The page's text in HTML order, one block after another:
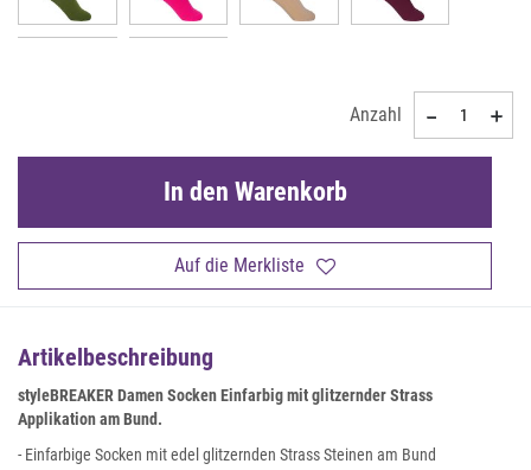
Anzahl
Auf die Merkliste
In den Warenkorb
Artikelbeschreibung
styleBREAKER Damen Socken Einfarbig mit glitzernder Strass
Applikation am Bund.
- Einfarbige Socken mit edel glitzernden Strass Steinen am Bund